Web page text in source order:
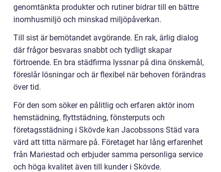
genomtänkta produkter och rutiner bidrar till en bättre
inomhusmiljö och minskad miljöpåverkan.
Till sist är bemötandet avgörande. En rak, ärlig dialog
där frågor besvaras snabbt och tydligt skapar
förtroende. En bra städfirma lyssnar på dina önskemål,
föreslår lösningar och är flexibel när behoven förändras
över tid.
För den som söker en pålitlig och erfaren aktör inom
hemstädning, flyttstädning, fönsterputs och
företagsstädning i Skövde kan Jacobssons Städ vara
värd att titta närmare på. Företaget har lång erfarenhet
från Mariestad och erbjuder samma personliga service
och höga kvalitet även till kunder i Skövde.